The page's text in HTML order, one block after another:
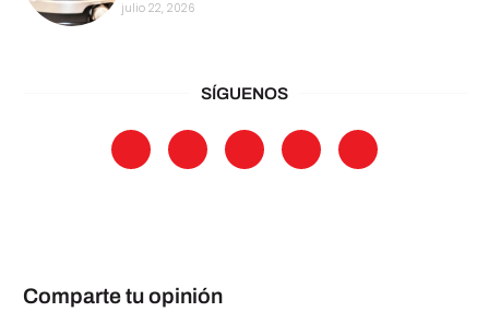
julio 22, 2026
SÍGUENOS
Comparte tu opinión